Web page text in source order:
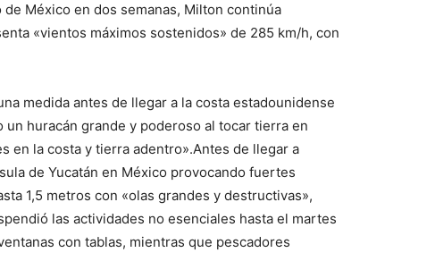
México en dos semanas, Milton continúa
«vientos máximos sostenidos» de 285 km/h, con
medida antes de llegar a la costa estadounidense
huracán grande y poderoso al tocar tierra en
en la costa y tierra adentro».Antes de llegar a
de Yucatán en México provocando fuertes
1,5 metros con «olas grandes y destructivas»,
las actividades no esenciales hasta el martes
con tablas, mientras que pescadores